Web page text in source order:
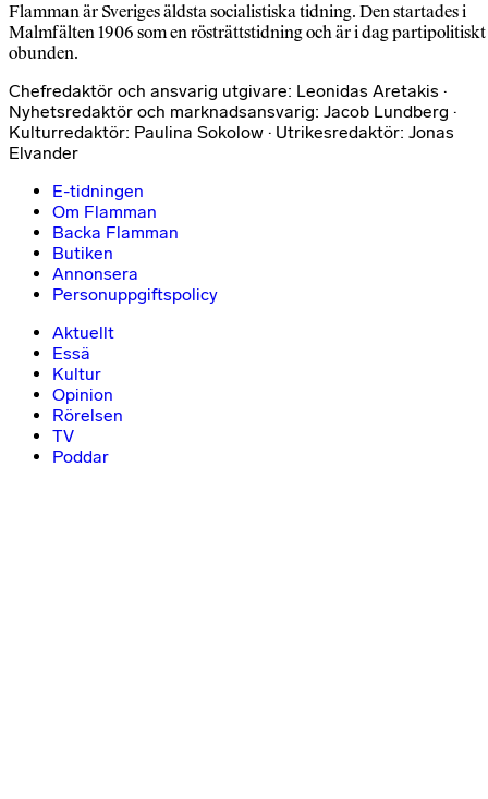
Flamman är Sveriges äldsta socialistiska tidning. Den startades i
Malmfälten 1906 som en rösträttstidning och är i dag partipolitiskt
obunden.
Chefredaktör och ansvarig utgivare: Leonidas Aretakis ·
Nyhetsredaktör och marknadsansvarig: Jacob Lundberg ·
Kulturredaktör: Paulina Sokolow · Utrikesredaktör: Jonas
Elvander
E-tidningen
Om Flamman
Backa Flamman
Butiken
Annonsera
Personuppgiftspolicy
Aktuellt
Essä
Kultur
Opinion
Rörelsen
TV
Poddar